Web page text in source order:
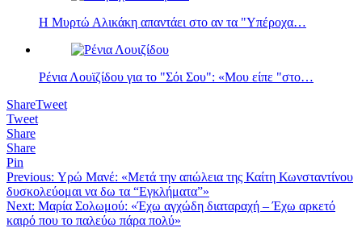
Η Μυρτώ Αλικάκη απαντάει στο αν τα "Υπέροχα…
Ρένια Λουϊζίδου για το "Σόι Σου": «Μου είπε "στο…
ShareTweet
Tweet
Share
Share
Pin
Πλοήγηση
άρθρων
Previous: Υρώ Μανέ: «Μετά την απώλεια της Καίτη Κωνσταντίνου
δυσκολεύομαι να δω τα “Εγκλήματα”»
Next: Μαρία Σολωμού: «Έχω αγχώδη διαταραχή – Έχω αρκετό
καιρό που το παλεύω πάρα πολύ»